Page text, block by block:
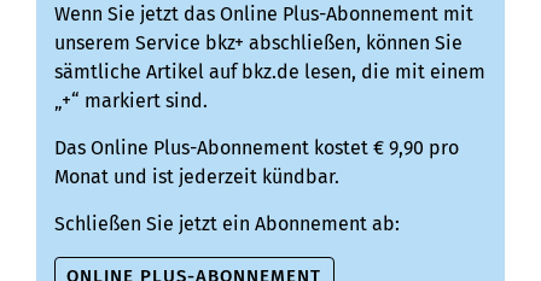
Wenn Sie jetzt das Online Plus-Abonnement mit
unserem Service bkz+ abschließen, können Sie
sämtliche Artikel auf bkz.de lesen, die mit einem
„+“ markiert sind.
Das Online Plus-Abonnement kostet € 9,90 pro
Monat und ist jederzeit kündbar.
Schließen Sie jetzt ein Abonnement ab:
ONLINE PLUS-ABONNEMENT